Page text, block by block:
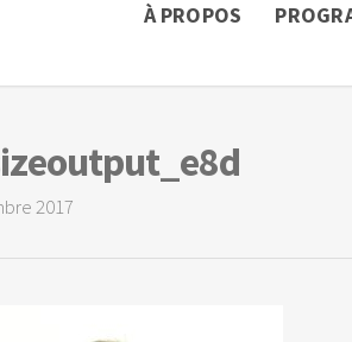
À PROPOS
2017